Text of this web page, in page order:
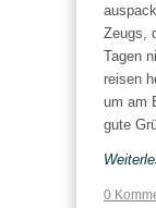
Zeugs,
Tagen
reisen
um am
gute
0